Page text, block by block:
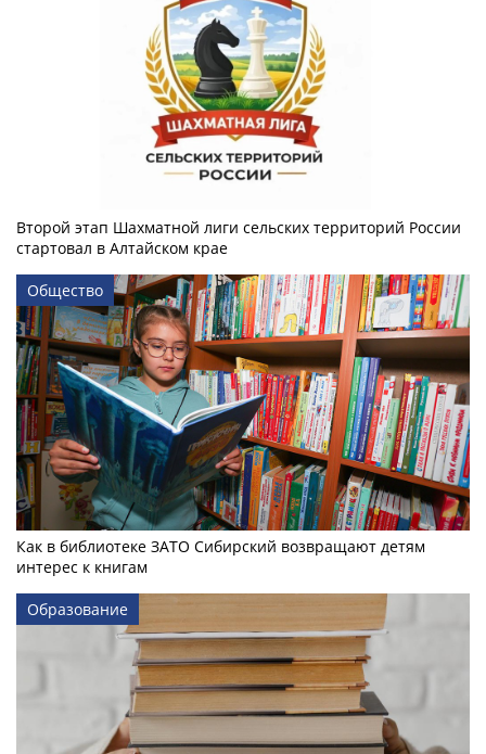
Второй этап Шахматной лиги сельских территорий России
стартовал в Алтайском крае
Общество
Как в библиотеке ЗАТО Сибирский возвращают детям
интерес к книгам
Образование